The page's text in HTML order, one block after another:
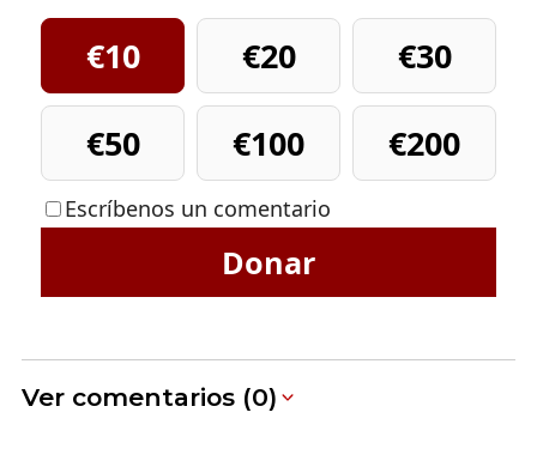
€10 €20
€30
€50
€100 €200
Escríbenos un comentario
Donar
Ver comentarios (0)